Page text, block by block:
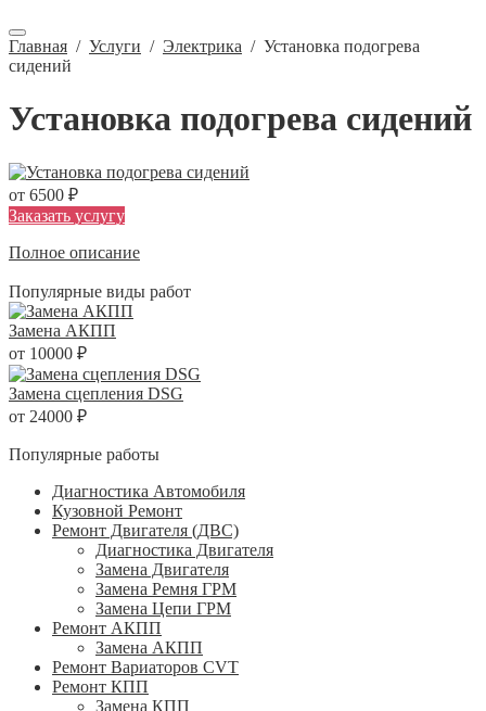
Главная / Услуги / Электрика / Установка подогрева
сидений
Установка подогрева сидений
от 6500 ₽
Заказать услугу
Полное описание
Популярные виды работ
Замена АКПП
от 10000 ₽
Замена сцепления DSG
от 24000 ₽
Популярные работы
Диагностика Автомобиля
Кузовной Ремонт
Ремонт Двигателя (ДВС)
Диагностика Двигателя
Замена Двигателя
Замена Ремня ГРМ
Замена Цепи ГРМ
Ремонт АКПП
Замена АКПП
Ремонт Вариаторов CVT
Ремонт КПП
Замена КПП